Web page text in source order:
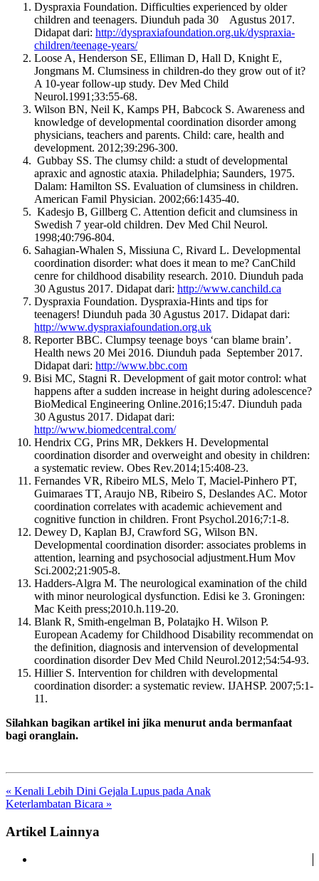
Dyspraxia Foundation. Difficulties experienced by older
children and teenagers. Diunduh pada 30 Agustus 2017.
Didapat dari: http://dyspraxiafoundation.org.uk/dyspraxia-
children/teenage-years/
Loose A, Henderson SE, Elliman D, Hall D, Knight E,
Jongmans M. Clumsiness in children-do they grow out of it?
A 10-year follow-up study. Dev Med Child
Neurol.1991;33:55-68.
Wilson BN, Neil K, Kamps PH, Babcock S. Awareness and
knowledge of developmental coordination disorder among
physicians, teachers and parents. Child: care, health and
development. 2012;39:296-300.
Gubbay SS. The clumsy child: a studt of developmental
apraxic and agnostic ataxia. Philadelphia; Saunders, 1975.
Dalam: Hamilton SS. Evaluation of clumsiness in children.
American Famil Physician. 2002;66:1435-40.
Kadesjo B, Gillberg C. Attention deficit and clumsiness in
Swedish 7 year-old children. Dev Med Chil Neurol.
1998;40:796-804.
Sahagian-Whalen S, Missiuna C, Rivard L. Developmental
coordination disorder: what does it mean to me? CanChild
cenre for childhood disability research. 2010. Diunduh pada
30 Agustus 2017. Didapat dari: http://www.canchild.ca
Dyspraxia Foundation. Dyspraxia-Hints and tips for
teenagers! Diunduh pada 30 Agustus 2017. Didapat dari:
http://www.dyspraxiafoundation.org.uk
Reporter BBC. Clumpsy teenage boys ‘can blame brain’.
Health news 20 Mei 2016. Diunduh pada September 2017.
Didapat dari: http://www.bbc.com
Bisi MC, Stagni R. Development of gait motor control: what
happens after a sudden increase in height during adolescence?
BioMedical Engineering Online.2016;15:47. Diunduh pada
30 Agustus 2017. Didapat dari:
http://www.biomedcentral.com/
Hendrix CG, Prins MR, Dekkers H. Developmental
coordination disorder and overweight and obesity in children:
a systematic review. Obes Rev.2014;15:408-23.
Fernandes VR, Ribeiro MLS, Melo T, Maciel-Pinhero PT,
Guimaraes TT, Araujo NB, Ribeiro S, Deslandes AC. Motor
coordination correlates with academic achievement and
cognitive function in children. Front Psychol.2016;7:1-8.
Dewey D, Kaplan BJ, Crawford SG, Wilson BN.
Developmental coordination disorder: associates problems in
attention, learning and psychosocial adjustment.Hum Mov
Sci.2002;21:905-8.
Hadders-Algra M. The neurological examination of the child
with minor neurological dysfunction. Edisi ke 3. Groningen:
Mac Keith press;2010.h.119-20.
Blank R, Smith-engelman B, Polatajko H. Wilson P.
European Academy for Childhood Disability recommendat on
the definition, diagnosis and intervension of developmental
coordination disorder Dev Med Child Neurol.2012;54:54-93.
Hillier S. Intervention for children with developmental
coordination disorder: a systematic review. IJAHSP. 2007;5:1-
11.
Silahkan bagikan artikel ini jika menurut anda bermanfaat
bagi oranglain.
« Kenali Lebih Dini Gejala Lupus pada Anak
Keterlambatan Bicara »
Artikel Lainnya